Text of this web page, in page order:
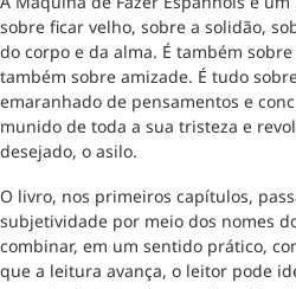
sobre ficar velho, sobre a solidão,
do corpo e da alma. É também
também sobre amizade. É tudo
emaranhado de pensamentos e
munido de toda a sua tristeza e
desejado, o asilo.
O livro, nos primeiros capítulos,
subjetividade por meio dos nomes
combinar, em um sentido prático,
que a leitura avança, o leitor pode